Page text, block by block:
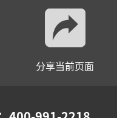
分享当前页面